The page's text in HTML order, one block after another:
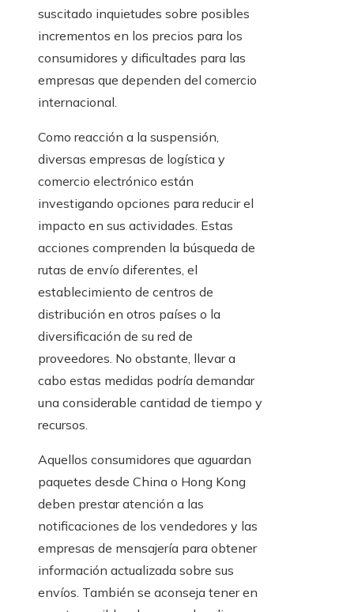
suscitado inquietudes sobre posibles
incrementos en los precios para los
consumidores y dificultades para las
empresas que dependen del comercio
internacional.
Como reacción a la suspensión,
diversas empresas de logística y
comercio electrónico están
investigando opciones para reducir el
impacto en sus actividades. Estas
acciones comprenden la búsqueda de
rutas de envío diferentes, el
establecimiento de centros de
distribución en otros países o la
diversificación de su red de
proveedores. No obstante, llevar a
cabo estas medidas podría demandar
una considerable cantidad de tiempo y
recursos.
Aquellos consumidores que aguardan
paquetes desde China o Hong Kong
deben prestar atención a las
notificaciones de los vendedores y las
empresas de mensajería para obtener
información actualizada sobre sus
envíos. También se aconseja tener en